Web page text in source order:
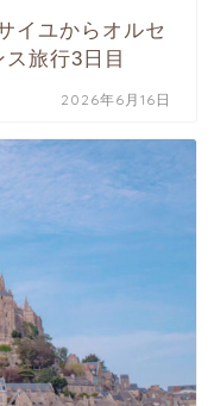
イユからオルセ
旅行3日目
2026年6月16日